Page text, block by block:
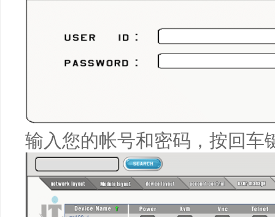
输入您的帐号和密码，按回车